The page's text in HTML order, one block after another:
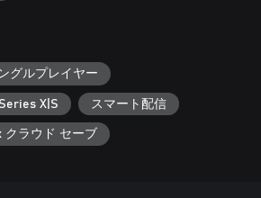
グルプレイヤー
X|S スマート配信
クラウド セーブ